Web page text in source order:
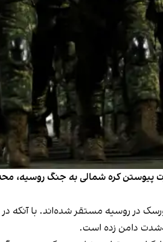
۷ آبان، اعلام کرد که در صورت پیوستن کره
در روسیه مستقر شده‌اند. با آنکه
دامن زده است.